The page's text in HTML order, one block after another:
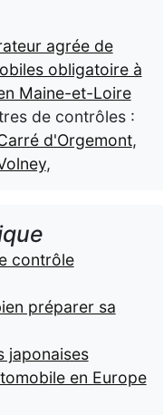
agrée de
obligatoire à
Maine-et-Loire
de contrôles :
d'Orgemont,
,
contrôle
préparer sa
japonaises
en Europe